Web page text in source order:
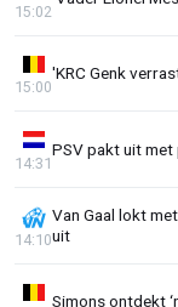
15:02
'KRC Genk
15:00
PSV pakt uit
14:31
Van Gaal lokt
uit
14:10
Simons ontdekt